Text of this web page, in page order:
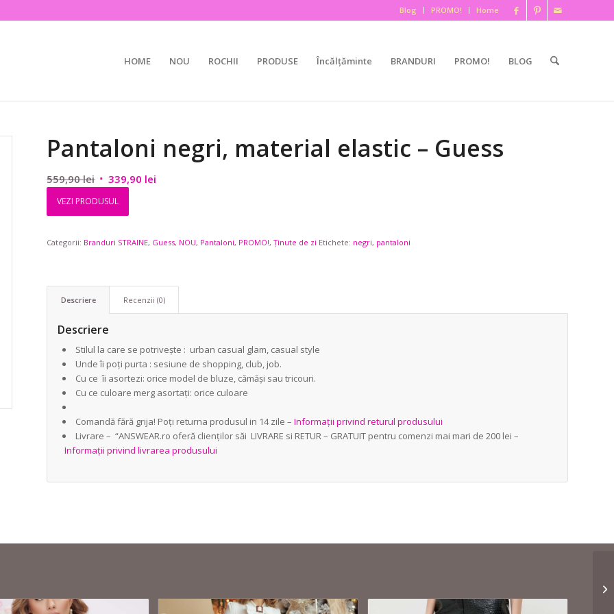
Blog PROMO! Home
HOME NOU ROCHII PRODUSE Încălțăminte BRANDURI PROMO! BLOG
Pantaloni negri, material elastic – Guess
559,90lei Prețul
inițial
559,90 lei.
339,90 lei
VEZI PRODUSUL
Categorii: Branduri STRAINE, Guess, NOU, Pantaloni, PROMO!,Ținute de zi Etichete: negri, pantaloni
Descriere Recenzii (0)
Descriere
Stilul la care se potrivește : urban casual glam, casual style
Unde îi poți purta : sesiune de shopping, club, job.
Cu ce îi asortezi: orice model de bluze, cămăși sau tricouri.
Cu ce culoare merg asortați: orice culoare
Comandă fără grija! Poți returna produsul in 14 zile – Informații privind returul produsului
Livrare – “ANSWEAR.ro oferă clienților săi LIVRARE si RETUR – GRATUIT pentru comenzi mai mari de 200 lei –
Informații privind livrarea produsului